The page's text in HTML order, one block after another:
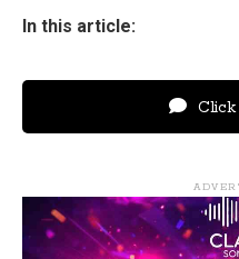
In this article:
Click